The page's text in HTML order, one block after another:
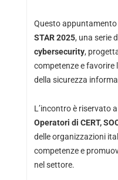
Questo
STAR 2025, una serie
cybersecurity,
competenze e favorire
della sicurezza
L’incontro è riservato a
Operatori di CERT,
delle organizzazioni
competenze e
nel settore.